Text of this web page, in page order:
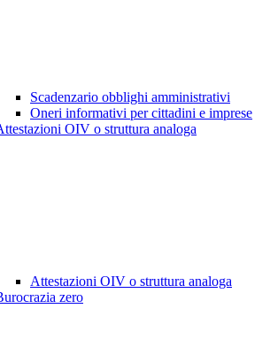
Scadenzario obblighi amministrativi
Oneri informativi per cittadini e imprese
OIV o struttura analoga
Attestazioni OIV o struttura analoga
zero